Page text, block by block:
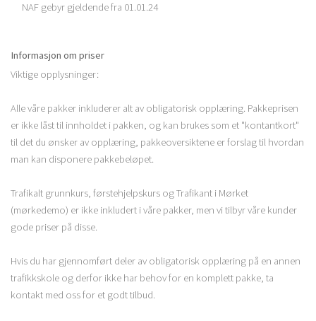
NAF gebyr gjeldende fra 01.01.24
Informasjon om priser
Viktige opplysninger:
Alle våre pakker inkluderer alt av obligatorisk opplæring. Pakkeprisen
er ikke låst til innholdet i pakken, og kan brukes som et "kontantkort"
til det du ønsker av opplæring, pakkeoversiktene er forslag til hvordan
man kan disponere pakkebeløpet.
Trafikalt grunnkurs, førstehjelpskurs og Trafikant i Mørket
(mørkedemo) er ikke inkludert i våre pakker, men vi tilbyr våre kunder
gode priser på disse.
Hvis du har gjennomført deler av obligatorisk opplæring på en annen
trafikkskole og derfor ikke har behov for en komplett pakke, ta
kontakt med oss for et godt tilbud.